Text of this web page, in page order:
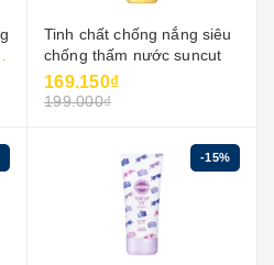
Tinh chất chống nắng siêu
chống thấm nước suncut
169.150₫
199.000₫
-15%